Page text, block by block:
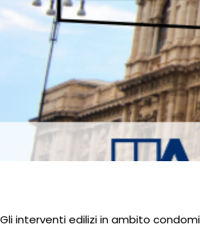
Gli interventi edilizi in ambito